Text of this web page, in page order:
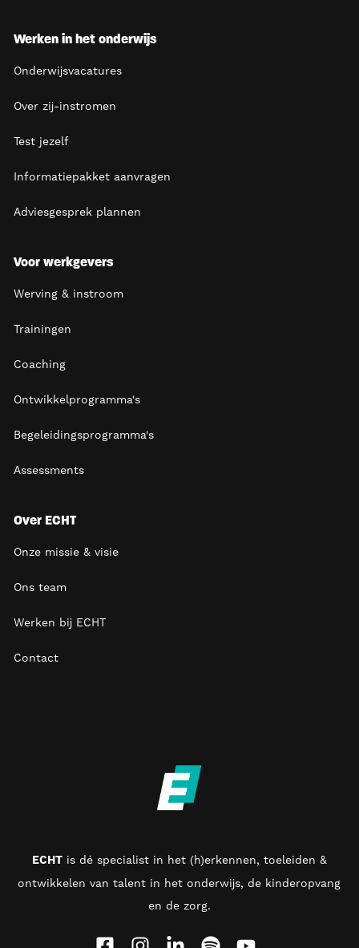
ECHTis dé specialist in het (h)erkennen, toeleiden &
ontwikkelen van talent in het onderwijs, de kinderopvang
en de zorg.
Werken in het onderwijs
Onderwijsvacatures
Over zij-instromen
Test jezelf
Informatiepakket aanvragen
Adviesgesprek plannen
Voor werkgevers
Werving & instroom
Trainingen
Coaching
Ontwikkelprogramma's
Begeleidingsprogramma's
Assessments
Over ECHT
Onze missie & visie
Ons team
Werken bij ECHT
Contact